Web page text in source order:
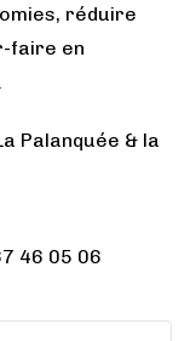
réduire
faire en
Palanquée & la
46 05 06